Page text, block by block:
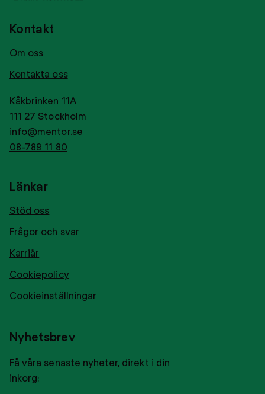
Kontakt
Om oss
Kontakta oss
Kåkbrinken 11A
111 27 Stockholm
info@mentor.se
08-789 11 80
Länkar
Stöd oss
Frågor och svar
Karriär
Cookiepolicy
Cookieinställningar
Nyhetsbrev
Få våra senaste nyheter, direkt i din
inkorg: